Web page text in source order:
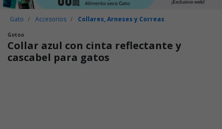
Gato Accesorios Collares, Arneses y Correas
Gotoo
Collar azul con cinta reflectante y
cascabel para gatos